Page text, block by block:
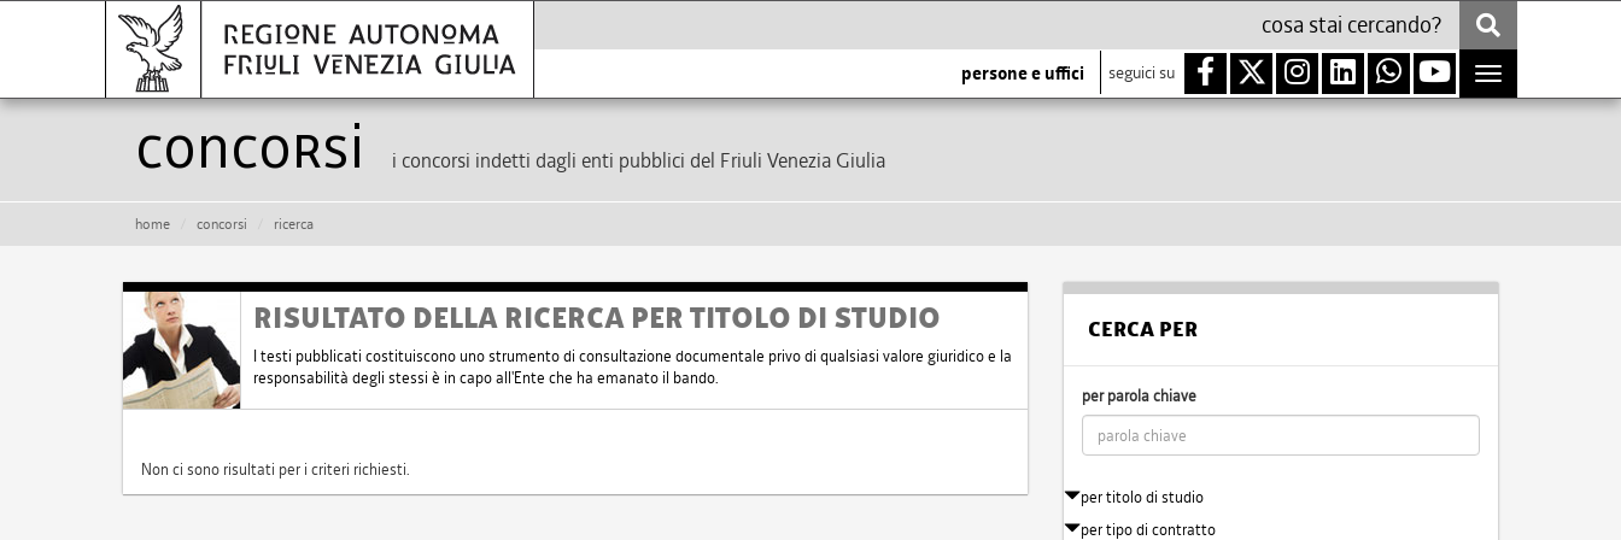
persone e uffici seguici su
Toggle
navigation
Concorsi i concorsi indetti dagli enti pubblici del Friuli Venezia Giulia
home concorsi ricerca
RISULTATO DELLA RICERCA PER TITOLO DI STUDIO
I testi pubblicati costituiscono uno strumento di consultazione documentale privo di qualsiasi valore giuridico e la
responsabilità degli stessi è in capo all'Ente che ha emanato il bando.
Non ci sono risultati per i criteri richiesti.
CERCA PER
per parola chiave
per titolo di studio
per tipo di contratto